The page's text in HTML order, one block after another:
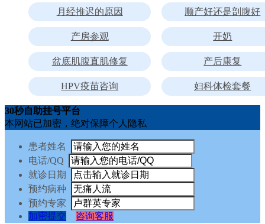
月经推迟的原因 顺产好还是剖腹好
产房参观 开奶
盆底肌腹直肌修复 产后康复
HPV疫苗咨询 妇科体检套餐
30秒自助挂号平台
本网站已加密，绝对保障个人隐私
患者姓名
电话/QQ
就诊日期
预约病种
预约专家
加密提交
咨询客服